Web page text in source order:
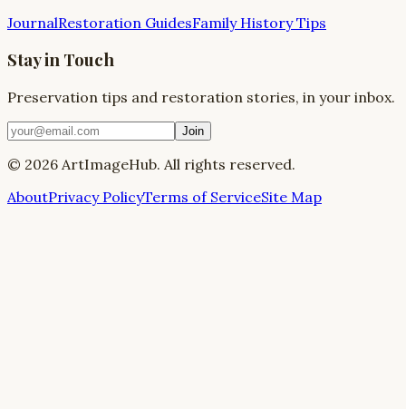
JournalRestoration GuidesFamily History Tips
Stay in Touch
Preservation tips and restoration stories, in your inbox.
Join
© 2026 ArtImageHub. All rights reserved.
AboutPrivacy PolicyTerms of ServiceSite Map